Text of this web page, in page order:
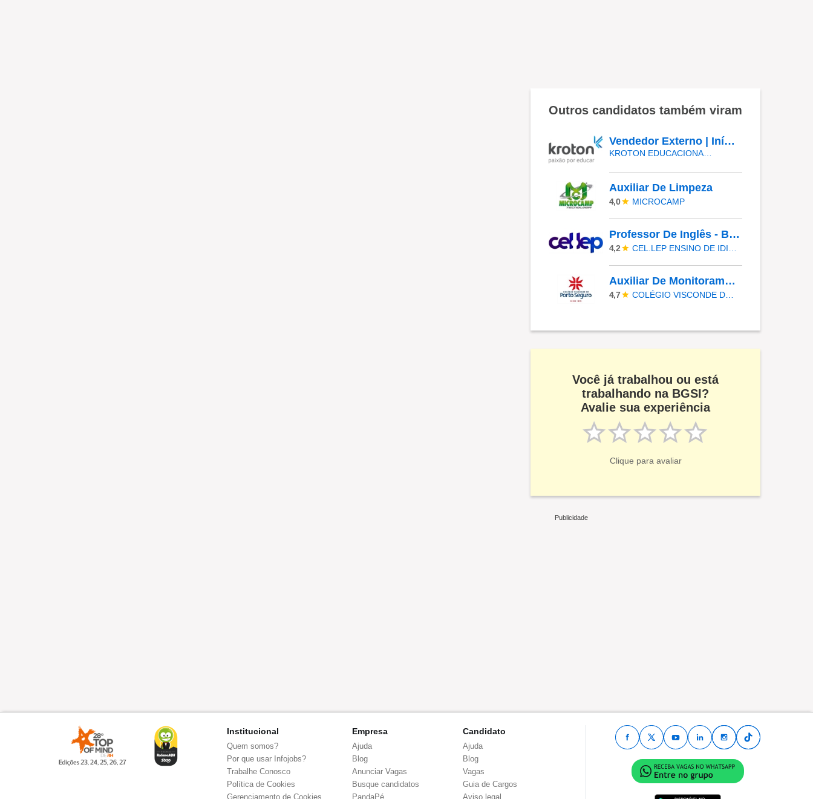
Outros candidatos também viram
Vendedor Externo | Início Imediato - SUMARÉ
Auxiliar De Limpeza
4,0 MICROCAMP
Professor De Inglês - Barueri
4,2
Auxiliar De Monitoramento Eletrônico
4,7
Você já trabalhou ou está
trabalhando na BGSI?
Avalie sua experiência
Clique para avaliar
Institucional
Quem somos?
Por que usar Infojobs?
Trabalhe Conosco
Política de Cookies
Gerenciamento de Cookies
Empresa
Ajuda
Blog
Anunciar Vagas
Busque candidatos
PandaPé
Candidato
Ajuda
Blog
Vagas
Guia de Cargos
Aviso legal